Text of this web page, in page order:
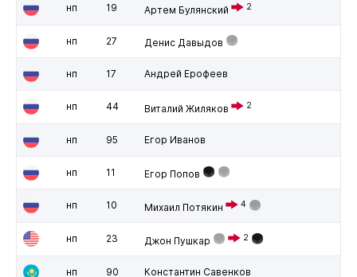
нп 19 Артем Булянский 2
нп 27 Денис Давыдов
нп 17 Андрей Ерофеев
нп 44 Виталий Жиляков 2
нп 95 Егор Иванов
нп 11 Егор Попов
нп 10 Михаил Потякин 4
нп 23 Джон Пушкар 2
нп 90 Константин Савенков